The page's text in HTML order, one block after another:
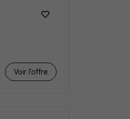
Voir l’offre